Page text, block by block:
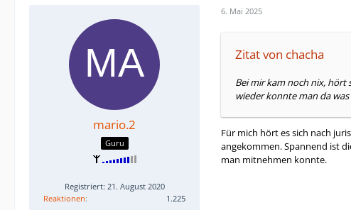
mario.2
Guru
Registriert: 21. August 2020
Reaktionen
1.225
6. Mai 2025
Zitat von chacha
Bei mir kam noch nix, hört
wieder konnte man da
Für mich hört es sich nach
angekommen. Spannend ist
man mitnehmen konnte.